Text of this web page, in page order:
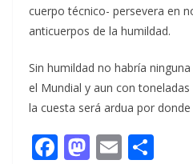
cuerpo técnico- persevera en
anticuerpos de la humildad.
Sin humildad no habría
el Mundial y aun con
la cuesta será ardua por
F M E